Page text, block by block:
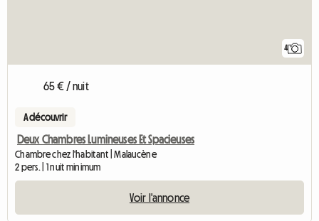
4
65 € / nuit
A découvrir
Deux Chambres Lumineuses Et Spacieuses
Chambre chez l'habitant | Malaucène
2 pers. | 1 nuit minimum
Voir l'annonce